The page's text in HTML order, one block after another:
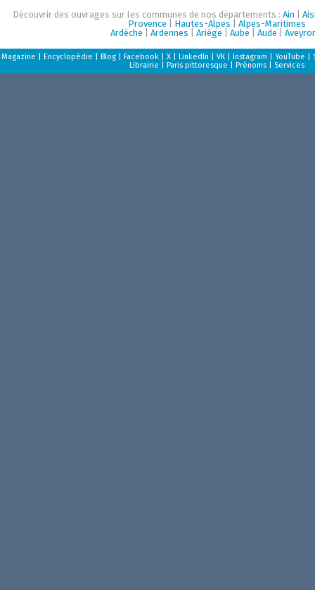
Découvrir des ouvrages sur les communes de nos départements : Ain
Provence
Hautes-Alpes
Alpes-Maritimes
Ardèche
Ardennes Ariège Aube Aude
Magazine Encyclopédie Blog| Facebook| X| LinkedIn VK| Instagram YouTube
Librairie
Paris pittoresque Prénoms| Services